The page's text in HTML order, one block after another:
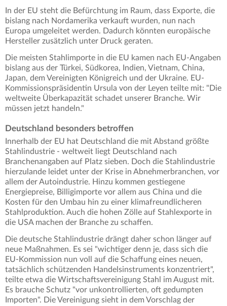
In der EU steht die Befürchtung im Raum, dass Exporte, die
bislang nach Nordamerika verkauft wurden, nun nach
Europa umgeleitet werden. Dadurch könnten europäische
Hersteller zusätzlich unter Druck geraten.
Die meisten Stahlimporte in die EU kamen nach EU-Angaben
bislang aus der Türkei, Südkorea, Indien, Vietnam, China,
Japan, dem Vereinigten Königreich und der Ukraine. EU-
Kommissionspräsidentin Ursula von der Leyen teilte mit: "Die
weltweite Überkapazität schadet unserer Branche. Wir
müssen jetzt handeln."
Deutschland besonders betroffen
Innerhalb der EU hat Deutschland die mit Abstand größte
Stahlindustrie - weltweit liegt Deutschland nach
Branchenangaben auf Platz sieben. Doch die Stahlindustrie
hierzulande leidet unter der Krise in Abnehmerbranchen, vor
allem der Autoindustrie. Hinzu kommen gestiegene
Energiepreise, Billigimporte vor allem aus China und die
Kosten für den Umbau hin zu einer klimafreundlicheren
Stahlproduktion. Auch die hohen Zölle auf Stahlexporte in
die USA machen der Branche zu schaffen.
Die deutsche Stahlindustrie drängt daher schon länger auf
neue Maßnahmen. Es sei "wichtiger denn je, dass sich die
EU-Kommission nun voll auf die Schaffung eines neuen,
tatsächlich schützenden Handelsinstruments konzentriert",
teilte etwa die Wirtschaftsvereinigung Stahl im August mit.
Es brauche Schutz "vor unkontrollierten, oft gedumpten
Importen". Die Vereinigung sieht in dem Vorschlag der